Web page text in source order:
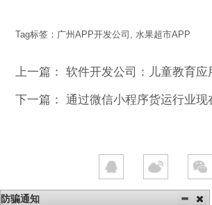
Tag标签： 广州APP开发公司 水果超市APP
上一篇：软件开发公司：儿童教育应
下一篇：通过微信小程序货运行业现
防骗通知